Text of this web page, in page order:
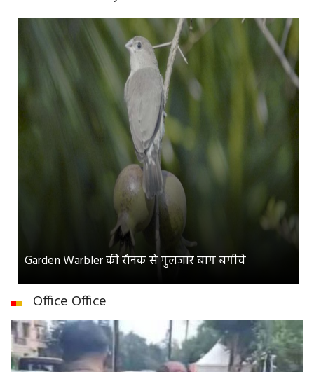
Garden Warbler की रौनक से गुलजार बाग बगीचे
Office Office